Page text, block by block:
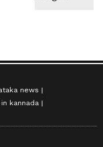
news
kannada